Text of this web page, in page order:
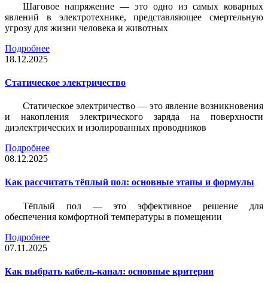
Шаговое напряжение — это одно из самых коварных
явлений в электротехнике, представляющее смертельную
угрозу для жизни человека и животных
Подробнее
18.12.2025
Статическое электричество
Статическое электричество — это явление возникновения
и накопления электрического заряда на поверхности
диэлектрических и изолированных проводников
Подробнее
08.12.2025
Как рассчитать тёплый пол: основные этапы и формулы
Тёплый пол — это эффективное решение для
обеспечения комфортной температуры в помещении
Подробнее
07.11.2025
Как выбрать кабель-канал: основные критерии